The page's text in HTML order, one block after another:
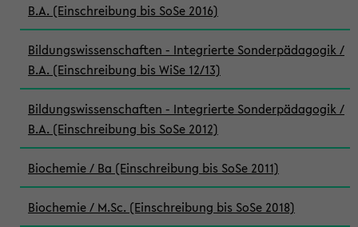
B.A. (Einschreibung bis SoSe 2016)
Bildungswissenschaften - Integrierte Sonderpädagogik /
B.A. (Einschreibung bis WiSe 12/13)
Bildungswissenschaften - Integrierte Sonderpädagogik /
B.A. (Einschreibung bis SoSe 2012)
Biochemie / Ba (Einschreibung bis SoSe 2011)
Biochemie / M.Sc. (Einschreibung bis SoSe 2018)